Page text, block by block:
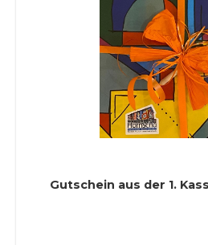
Gutschein aus der 1.